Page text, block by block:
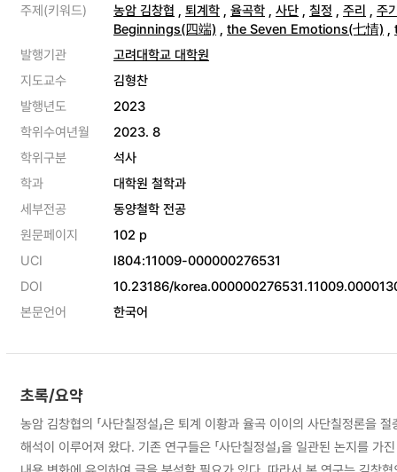
주제(키워드) 농암 김창협 , 퇴계학 , 율곡학 , 사단 , 칠정 , 주리 , 주
Beginnings(四端) , the Seven Emotions(七情) ,
발행기관
고려대학교 대학원
지도교수
김형찬
발행년도
2023
학위수여년월
2023. 8
학위구분
석사
학과
대학원 철학과
세부전공
동양철학 전공
원문페이지
102 p
UCI
I804:11009-000000276531
DOI
10.23186/
본문언어
한국어
초록/요약
농암 김창협의 「사단칠정설」은 퇴계 이황과 율곡 이이의 사단칠정론을
해석이 이루어져 왔다. 기존 연구들은 「사단칠정설」을 일관된 논지를